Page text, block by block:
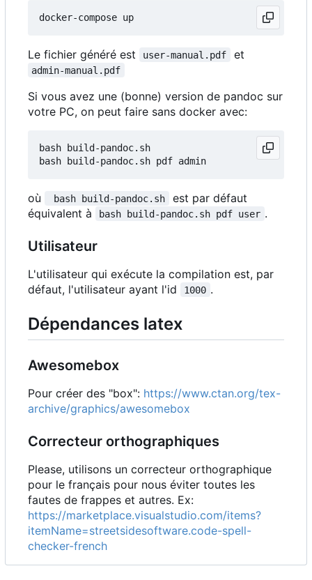
Le fichier généré est user-manual.pdf et
admin-manual.pdf
Si vous avez une (bonne) version de pandoc sur
votre PC, on peut faire sans docker avec:
bash build-pandoc.sh
où bash build-pandoc.sh
est par défaut
équivalent à
bash build-pandoc.sh pdf user .
Utilisateur
L'utilisateur qui exécute la compilation est, par
défaut, l'utilisateur ayant l'id
1000 .
Dépendances latex
Awesomebox
Pour créer des "box": https://www.ctan.org/tex-
archive/graphics/awesomebox
Correcteur orthographiques
Please, utilisons un correcteur orthographique
pour le français pour nous éviter toutes les
fautes de frappes et autres. Ex:
https://marketplace.visualstudio.com/items?
itemName=streetsidesoftware.code-spell-
checker-french